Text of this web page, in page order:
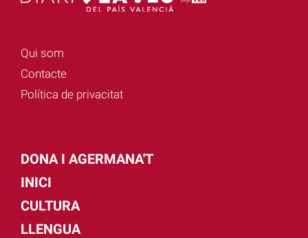
Qui som
Contacte
Política de privacitat
DONA I AGERMANA'T
INICI
CULTURA
LLENGUA